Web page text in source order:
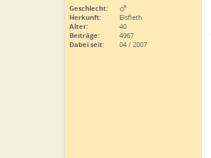
Geschlecht:
Herkunft:
Elsfleth
Alter:
40
Beiträge:
4967
Dabei seit:
04 / 2007